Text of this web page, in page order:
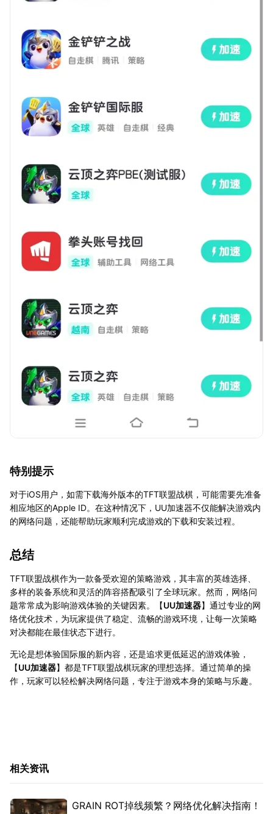
特别提示
对于iOS用户，如需下载海外版本的TFT联盟战棋，可能需要先准备
相应地区的Apple ID。在这种情况下，UU加速器不仅能解决游戏内
的网络问题，还能帮助玩家顺利完成游戏的下载和安装过程。
总结
TFT联盟战棋作为一款备受欢迎的策略游戏，其丰富的英雄选择、
多样的装备系统和灵活的阵容搭配吸引了全球玩家。然而，网络问
题常常成为影响游戏体验的关键因素。【UU加速器】通过专业的网
络优化技术，为玩家提供了稳定、流畅的游戏环境，让每一次策略
对决都能在最佳状态下进行。
无论是想体验国际服的新内容，还是追求更低延迟的游戏体验，
【UU加速器】都是TFT联盟战棋玩家的理想选择。通过简单的操
作，玩家可以轻松解决网络问题，专注于游戏本身的策略与乐趣。
相关资讯
GRAIN ROT掉线频繁？网络优化解决指南！